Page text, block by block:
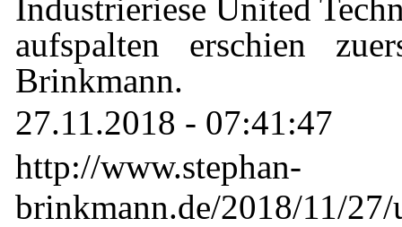
Industrieriese United
aufspalten erschien
Brinkmann.
27.11.2018 - 07:41:47
http://www.stephan-
brinkmann.de/2018/11/27/